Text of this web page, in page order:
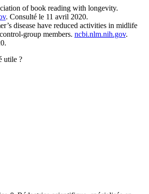
of book reading with longevity.
. Consulté le 11 avril 2020.
disease have reduced activities in midlife
group members. ncbi.nlm.nih.gov.
utile ?